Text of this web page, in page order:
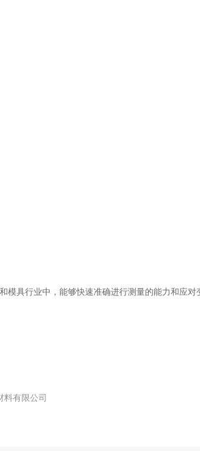
具行业中，能够快速准确进行测量的能力和应对
料有限公司